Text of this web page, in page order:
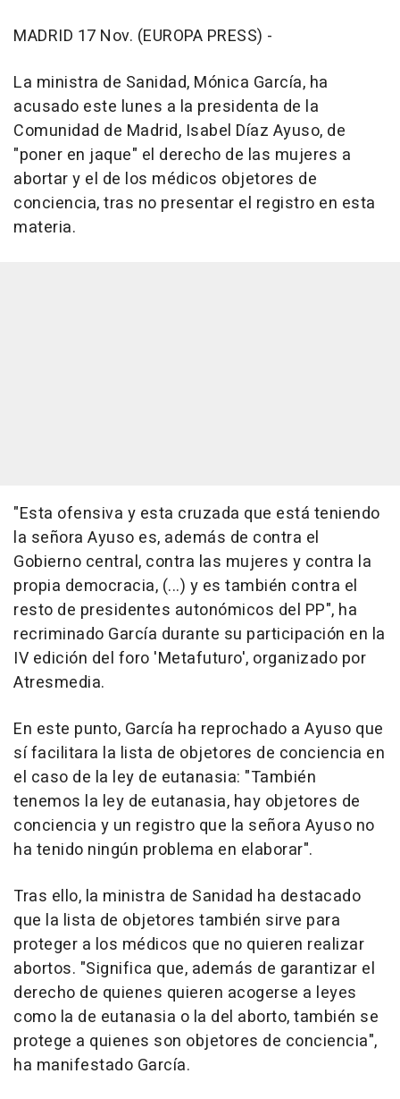
MADRID 17 Nov. (EUROPA PRESS) -
La ministra de Sanidad, Mónica García, ha
acusado este lunes a la presidenta de la
Comunidad de Madrid, Isabel Díaz Ayuso, de
"poner en jaque" el derecho de las mujeres a
abortar y el de los médicos objetores de
conciencia, tras no presentar el registro en esta
materia.
"Esta ofensiva y esta cruzada que está teniendo
la señora Ayuso es, además de contra el
Gobierno central, contra las mujeres y contra la
propia democracia, (...) y es también contra el
resto de presidentes autonómicos del PP", ha
recriminado García durante su participación en la
IV edición del foro 'Metafuturo', organizado por
Atresmedia.
En este punto, García ha reprochado a Ayuso que
sí facilitara la lista de objetores de conciencia en
el caso de la ley de eutanasia: "También
tenemos la ley de eutanasia, hay objetores de
conciencia y un registro que la señora Ayuso no
ha tenido ningún problema en elaborar".
Tras ello, la ministra de Sanidad ha destacado
que la lista de objetores también sirve para
proteger a los médicos que no quieren realizar
abortos. "Significa que, además de garantizar el
derecho de quienes quieren acogerse a leyes
como la de eutanasia o la del aborto, también se
protege a quienes son objetores de conciencia",
ha manifestado García.